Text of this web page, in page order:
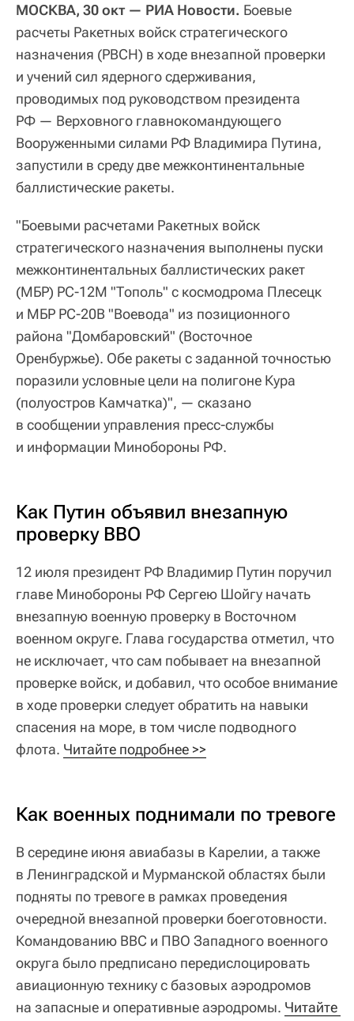
МОСКВА, 30 окт — РИА Новости. Боевые
расчеты Ракетных войск стратегического
назначения (РВСН) в ходе внезапной проверки
и учений сил ядерного сдерживания,
проводимых под руководством президента
РФ — Верховного главнокомандующего
Вооруженными силами РФ Владимира Путина,
запустили в среду две межконтинентальные
баллистические ракеты.
"Боевыми расчетами Ракетных войск
стратегического назначения выполнены пуски
межконтинентальных баллистических ракет
(МБР) РС-12М "Тополь" с космодрома Плесецк
и МБР РС-20В "Воевода" из позиционного
района "Домбаровский" (Восточное
Оренбуржье). Обе ракеты с заданной точностью
поразили условные цели на полигоне Кура
(полуостров Камчатка)", — сказано
в сообщении управления пресс-службы
и информации Минобороны РФ.
Как Путин объявил внезапную
проверку ВВО
12 июля президент РФ Владимир Путин поручил
главе Минобороны РФ Сергею Шойгу начать
внезапную военную проверку в Восточном
военном округе. Глава государства отметил, что
не исключает, что сам побывает на внезапной
проверке войск, и добавил, что особое внимание
в ходе проверки следует обратить на навыки
спасения на море, в том числе подводного
флота. Читайте подробнее >>
Как военных поднимали по тревоге
В середине июня авиабазы в Карелии, а также
в Ленинградской и Мурманской областях были
подняты по тревоге в рамках проведения
очередной внезапной проверки боеготовности.
Командованию ВВС и ПВО Западного военного
округа было предписано передислоцировать
авиационную технику с базовых аэродромов
на запасные и оперативные аэродромы. Читайте